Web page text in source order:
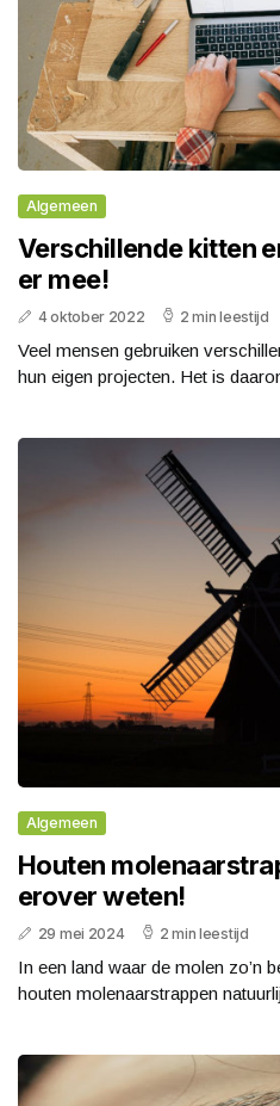
Algemeen
Verschillende kitten
er mee!
4 oktober 2022 2 min leestijd
Veel mensen gebruiken
hun eigen projecten. Het is
Algemeen
Houten
erover weten!
29 mei 2024 2 min leestijd
In een land waar de molen zo’n
houten molenaarstrappen